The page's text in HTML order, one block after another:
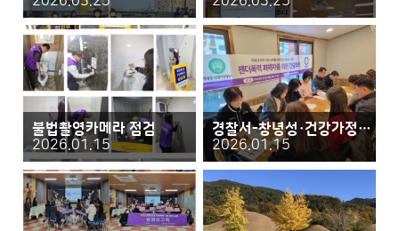
불법촬영카메라 점검
2026.01.15
경찰서-창녕성·건강가정상담소 간담회의
2026.01.15